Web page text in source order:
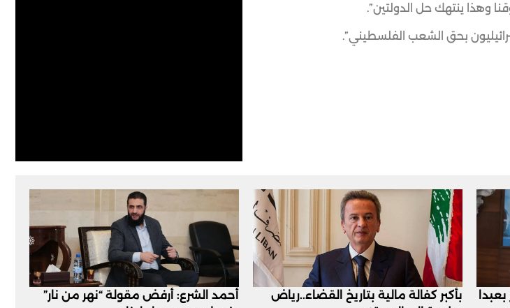
وهذا ينتهك حل الدولتين”.
بحق الشعب الفلسطيني”.
بأكبر كفالة مالية بتاريخ القضاء..رياض
أحمد الشرع: أرفض مقولة “نهر من نار”